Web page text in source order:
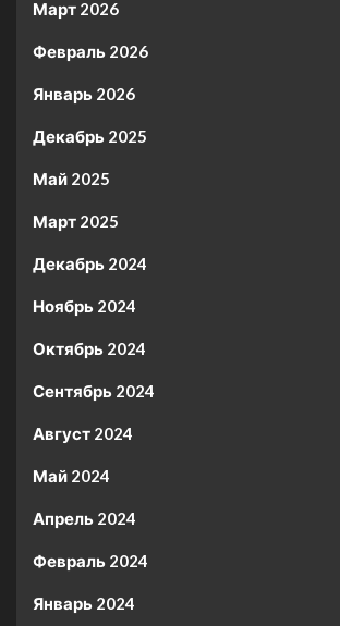
Март 2026
Февраль 2026
Январь 2026
Декабрь 2025
Май 2025
Март 2025
Декабрь 2024
Ноябрь 2024
Октябрь 2024
Сентябрь 2024
Август 2024
Май 2024
Апрель 2024
Февраль 2024
Январь 2024